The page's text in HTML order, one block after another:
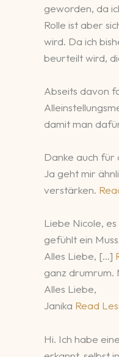
geworden, da
Rolle ist aber
wird. Da ich
beurteilt wird,
Abseits davon
damit man
Danke auch für
Ja geht mir
verstärken.
Liebe Nicole,
gefühlt ein
Alles Liebe, […]
ganz drumrum.
Alles Liebe,
Janika Read
Hi. Ich habe